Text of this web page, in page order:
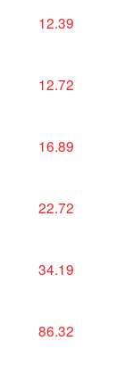
12.39
12.72
16.89
22.72
34.19
86.32